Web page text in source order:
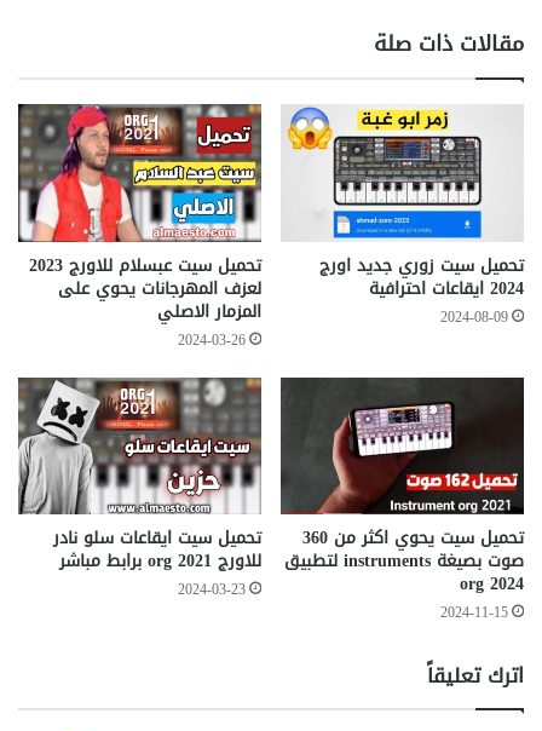
مقالات ذات صلة
تحميل سيت زوري جديد اورج
2024 ايقاعات احترافية
2024-08-09
تحميل سيت عبسلام للاورج 2023
لعزف المهرجانات يحوي على
المزمار الاصلي
2024-03-26
تحميل سيت يحوي اكثر من 360
صوت بصيغة instruments لتطبيق
org 2024
2024-11-15
تحميل سيت ايقاعات سلو نادر
للاورج org 2021 برابط مباشر
2024-03-23
اترك تعليقاً